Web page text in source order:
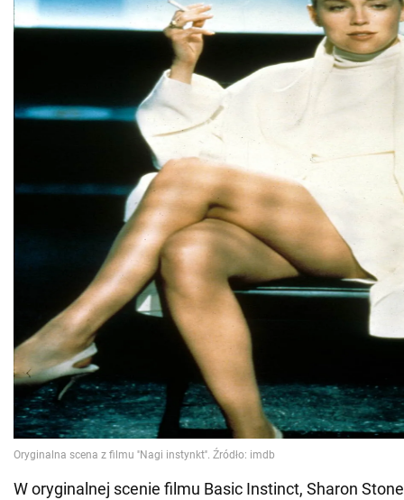
W oryginalnej scenie filmu Basic Instinct, Sharon